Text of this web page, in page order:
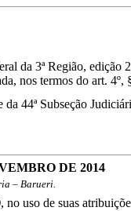
da 3ª Região, edição
nos termos do art. 4º,
da 44ª Subseção
DE 2014
– Barueri.
, no uso de suas